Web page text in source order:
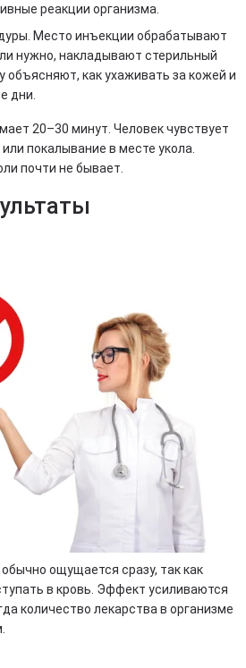
реакции организма.
Место инъекции обрабатывают
нужно, накладывают стерильный
объясняют, как ухаживать за кожей и
дни.
20–30 минут. Человек чувствует
покалывание в месте укола.
почти не бывает.
ощущается сразу, так как
в кровь. Эффект усиливаются
количество лекарства в организме